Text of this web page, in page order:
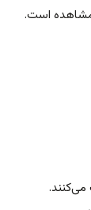
مشاهده است.